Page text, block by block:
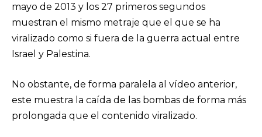
mayo de 2013 y los 27 primeros segundos
muestran el mismo metraje que el que se ha
viralizado como si fuera de la guerra actual entre
Israel y Palestina.
No obstante, de forma paralela al vídeo anterior,
este muestra la caída de las bombas de forma más
prolongada que el contenido viralizado.